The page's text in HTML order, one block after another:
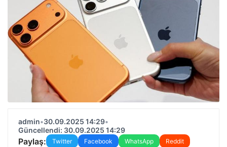
admin•30.09.2025 14:29•
Güncellendi: 30.09.2025 14:29
Paylaş: Twitter Facebook WhatsApp
Reddit